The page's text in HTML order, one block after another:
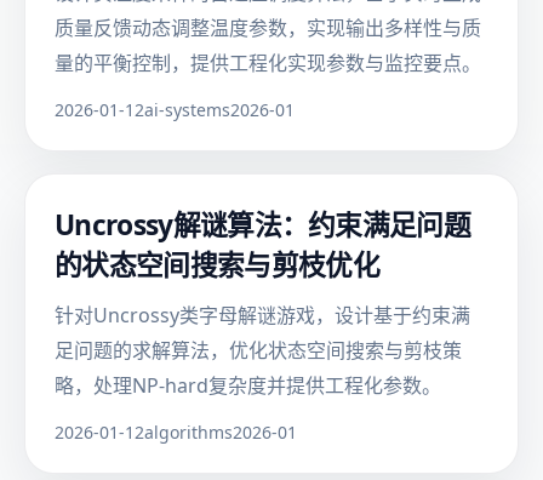
质量反馈动态调整温度参数，实现输出多样性与质
量的平衡控制，提供工程化实现参数与监控要点。
2026-01-12ai-systems2026-01
Uncrossy解谜算法：约束满足问题
的状态空间搜索与剪枝优化
针对Uncrossy类字母解谜游戏，设计基于约束满
足问题的求解算法，优化状态空间搜索与剪枝策
略，处理NP-hard复杂度并提供工程化参数。
2026-01-12algorithms2026-01